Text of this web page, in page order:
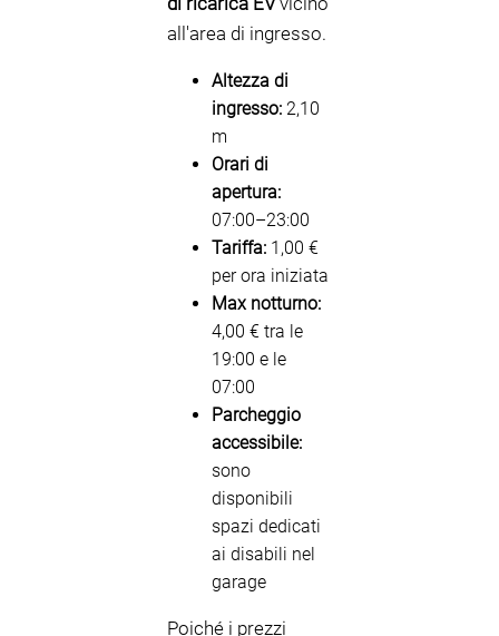
all'area di ingresso.
Altezza di
ingresso: 2,10
m
Orari di
apertura:
07:00–23:00
Tariffa: 1,00 €
per ora iniziata
Max notturno:
4,00 € tra le
19:00 e le
07:00
Parcheggio
accessibile:
sono
disponibili
spazi dedicati
ai disabili nel
garage
Poiché i prezzi